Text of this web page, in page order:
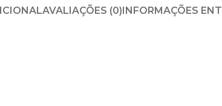
AVALIAÇÕES (0)INFORMAÇÕES